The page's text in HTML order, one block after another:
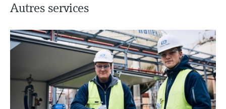
Autres services